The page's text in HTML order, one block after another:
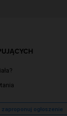
zaproponuj ogłoszenie